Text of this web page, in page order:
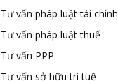
Tư vấn pháp luật tài chính
Tư vấn pháp luật thuế
Tư vấn PPP
Tư vấn sở hữu trí tuệ